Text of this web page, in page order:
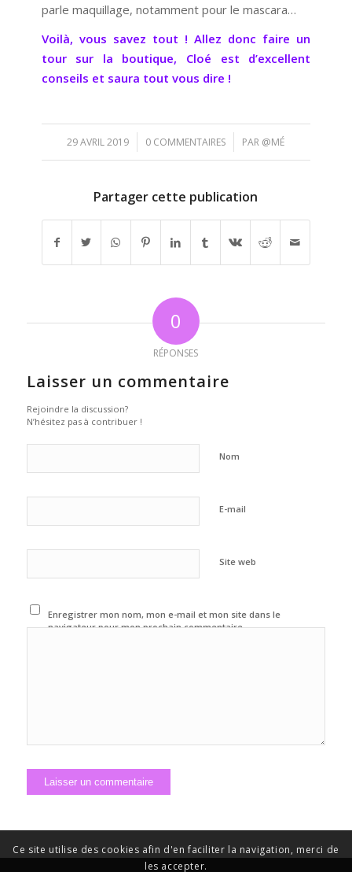
parle maquillage, notamment pour le mascara…
Voilà, vous savez tout ! Allez donc faire un
tour sur la boutique, Cloé est d’excellent
conseils et saura tout vous dire !
29 AVRIL 2019
/ 0 COMMENTAIRES
/ PAR @MÉ
Partager cette publication
0
RÉPONSES
Laisser un commentaire
Rejoindre la discussion?
N’hésitez pas à contribuer !
Nom
E-mail
Site web
Enregistrer mon nom, mon e-mail et mon site dans le
navigateur pour mon prochain commentaire.
Ce site utilise des cookies afin d'en faciliter la navigation, merci de
les accepter.